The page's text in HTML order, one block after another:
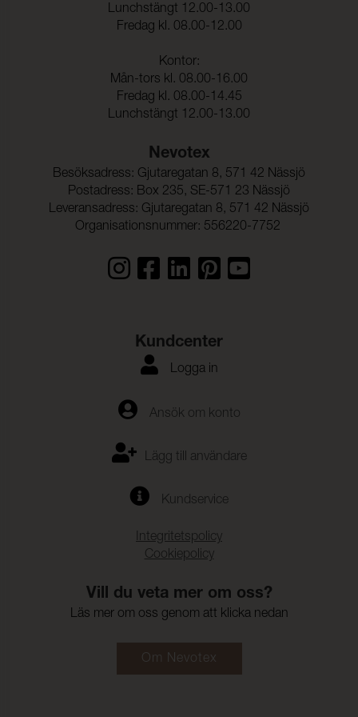
Lunchstängt 12.00-13.00
Fredag kl. 08.00-12.00
Kontor:
Mån-tors kl. 08.00-16.00
Fredag kl. 08.00-14.45
Lunchstängt 12.00-13.00
Nevotex
Besöksadress: Gjutaregatan 8, 571 42 Nässjö
Postadress: Box 235, SE-571 23 Nässjö
Leveransadress: Gjutaregatan 8, 571 42 Nässjö
Organisationsnummer: 556220-7752
Kundcenter
Logga in
Ansök om konto
Lägg till användare
Kundservice
Integritetspolicy
Cookiepolicy
Vill du veta mer om oss?
Läs mer om oss genom att klicka nedan
Om Nevotex